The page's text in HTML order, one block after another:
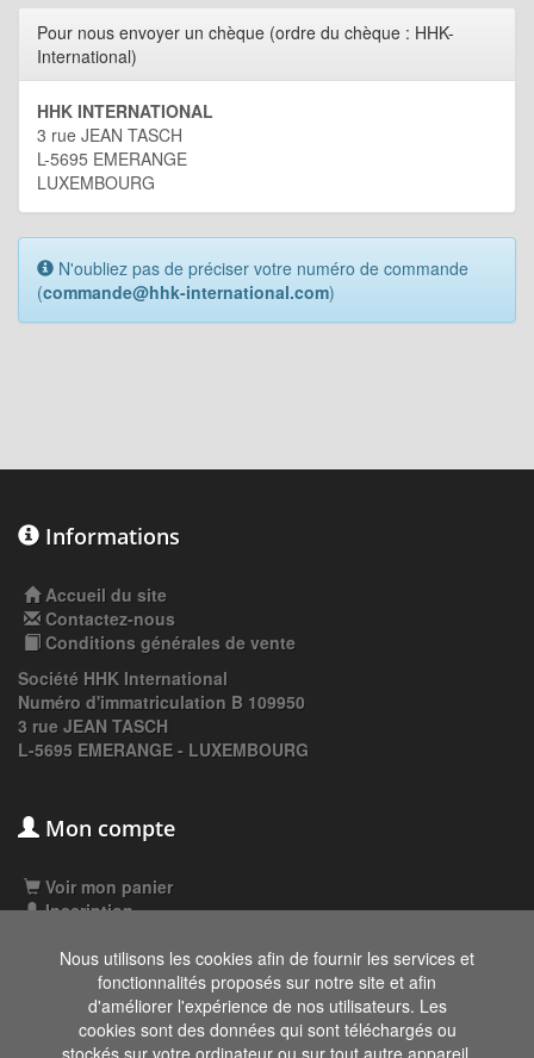
Pour nous envoyer un chèque (ordre du chèque : HHK-
International)
HHK INTERNATIONAL
3 rue JEAN TASCH
L-5695 EMERANGE
LUXEMBOURG
N'oubliez pas de préciser votre numéro de commande
(commande@hhk-international.com)
Informations
Accueil du site
Contactez-nous
Conditions générales de vente
Société HHK International
Numéro d'immatriculation B 109950
3 rue JEAN TASCH
L-5695 EMERANGE - LUXEMBOURG
Mon compte
Voir mon panier
Inscription
Les données affichées ici, particulièrement la
base de donnée complète, ne doivent pas être
Nous utilisons les cookies afin de fournir les services et
fonctionnalités proposés sur notre site et afin
d'améliorer l'expérience de nos utilisateurs. Les
cookies sont des données qui sont téléchargés ou
stockés sur votre ordinateur ou sur tout autre appareil.